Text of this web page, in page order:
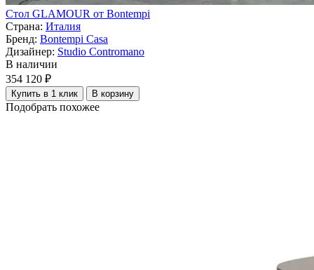
Стол GLAMOUR от Bontempi
Страна: Италия
Бренд: Bontempi Casa
Дизайнер: Studio Contromano
В наличии
354 120 ₽
Купить в 1 клик В корзину
Подобрать похожее